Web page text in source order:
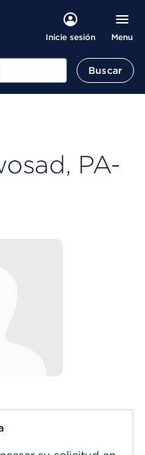
Inicie sesión Menu
Buscar
PA-